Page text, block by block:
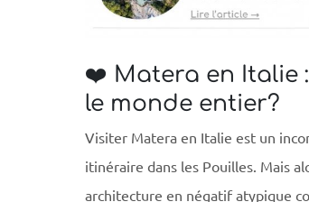
❤️ Matera en Italie
le monde entier?
Visiter Matera en Italie est un
itinéraire dans les Pouilles. Mais
architecture en négatif atypique